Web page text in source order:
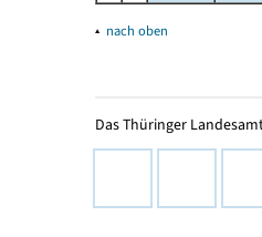
▴ nach oben
Das Thüringer